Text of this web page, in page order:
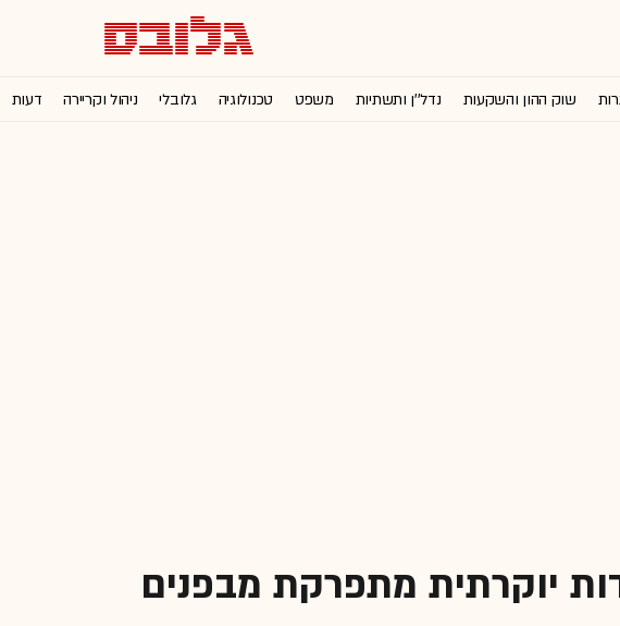
שוק ההון והשקעות נדל''ן ותשתיות משפט טכנולוגיה גלובלי ניהול וקריירה דעות
יוקרתית מתפרקת מבפנים